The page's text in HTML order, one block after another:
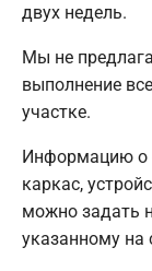
двух недель.
Мы не
выполнение
участке.
Информацию о
каркас,
можно задать
указанному на